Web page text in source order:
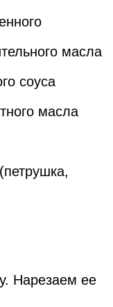
масла
соуса
масла
Нарезаем ее